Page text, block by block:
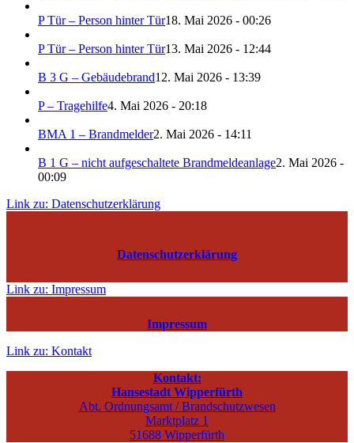
P Tür – Person hinter Tür18. Mai 2026 - 00:26
P Tür – Person hinter Tür13. Mai 2026 - 12:44
B 3 G – Gebäudebrand12. Mai 2026 - 13:39
P – Tragehilfe4. Mai 2026 - 20:18
BMA 1 – Brandmelder2. Mai 2026 - 14:11
B 1 G – nicht aufgeschaltete Brandmeldeanlage2. Mai 2026 -
00:09
Link zu: Datenschutzerklärung
Datenschutzerklärung
Link zu: Impressum
Impressum
Link zu: Kontakt
Kontakt:
Hansestadt Wipperfürth
Abt. Ordnungsamt / Brandschutzwesen
Marktplatz 1
51688 Wipperfürth